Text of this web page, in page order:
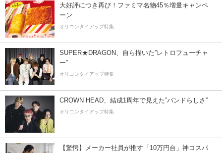
大好評につき再び！ファミマ名物45％増量キャンペ
ーン
オリコンタイアップ特集
SUPER★DRAGON、自ら描いた”レトロフューチャ
ー”
オリコンタイアップ特集
CROWN HEAD、結成1周年で見えた”バンドらしさ”
オリコンタイアップ特集
【驚愕】メーカー社員が推す「10万円台」神コスパ